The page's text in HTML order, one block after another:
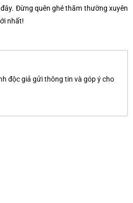
Đừng quên ghé thăm thường xuyên
nhất!
độc giả gửi thông tin và góp ý cho